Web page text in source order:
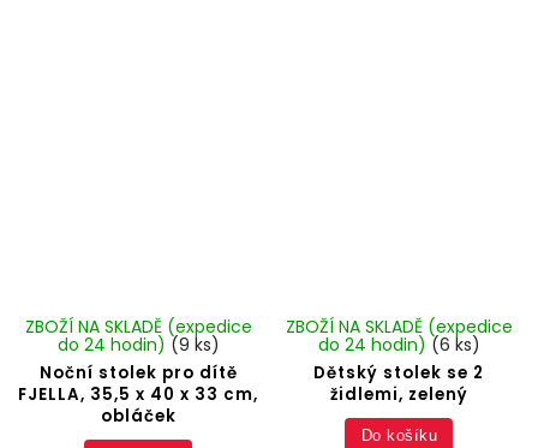
Noční stolek pro dítě
FJELLA, 35,5 x 40 x 33 cm,
obláček
ZBOŽÍ NA SKLADĚ (expedice
do 24 hodin) (9 ks)
Dětský stolek se 2
židlemi, zelený
ZBOŽÍ NA SKLADĚ (expedice
do 24 hodin) (6 ks)
Do košíku